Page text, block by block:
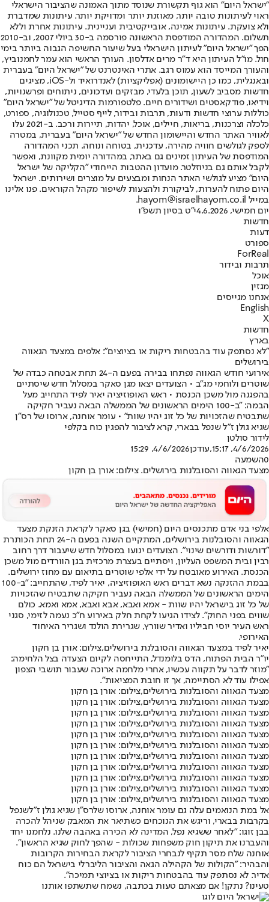
"ישראל היום" הוא גוף תקשורת שנוסד מתוך האמונה שהציבור הישראלי
ראוי לעיתונות טובה יותר, מאוזנת יותר ומדויקת יותר. עיתונות שמדברת
ולא צועקת. עיתונות אמינה, אובייקטיבית ועניינית. עיתונות אחרת וללא
תשלום. המהדורה המודפסת הראשונה פורסמה ב-30 ביולי 2007, וב-2010
הפך "ישראל היום" לעיתון הישראלי בעל שיעור החשיפה הגבוה ביותר בימי
חול. מו"ל העיתון היא ד"ר מרים אדלסון. העורך הראשי הוא עמר לחמנוביץ,
והעורך המייסד הוא עמוס רגב. אתרי האינטרנט של "ישראל היום" בעברית
ובאנגלית, כמו כן היישומונים (אפליקציות) לאנדרואיד ול-iOS, מציגים
חדשות מסביב לשעון, תוכן בלעדי, מבזקים ועדכונים, ניתוחים ופרשנויות,
וידיאו, פודקאסטים ושידורים חיים. פלטפורמות הדיגיטל של "ישראל היום"
כוללות ערוצי חדשות ודעות, תרבות ובידור, לייף סטייל, טכנולוגיה, ספורט,
כלכלה וצרכנות, בריאות, חיילים, אוכל, יהדות, תיירות ורכב. ב-2021 עלו
לאוויר האתר החדש והיישומון החדש של "ישראל היום" בעברית, במטרה
לספק לגולשים חוויה מהירה, עדכנית, בטוחה ונוחה. תכני המהדורה
המודפסת של העיתון זמינים גם באתר, במהדורה יומית מקוונת, ואפשר
לקבל אותם גם בניוזלטר. מועדון ההטבות הייחודי "הקליקה של ישראל
היום" מציע לגולשי האתר הנחות ומבצעים על מוצרים ושירותים. ישראל
היום פתוח להערות, לביקורת ולהצעות לשיפור מקהל הקוראים. פנו אלינו
במייל hayom@israelhayom.co.il.
יום חמישי, 4.6.2026
י"ט בסיון תשפ"ו
חדשות
דעות
ספורט
ForReal
תרבות ובידור
אוכל
מגזין
אנחנו מגייסים
English
X
חדשות
בארץ
"לא נסתפק עוד בהבטחות ריקות או בציוצים": אלפים במצעד הגאווה
בירושלים
אירועי חודש הגאווה נפתחו בבירה בפעם ה-24 תחת אבטחה כבדה של
שוטרים ולוחמי מג"ב • הצועדים יצאו מגן סאקר במסלול חדש שיסתיים
בהפגנה מול משכן הכנסת • ראש האופוזיציה יאיר לפיד התחייב מעל
הבמה: "ב-100 הימים הראשונים של הממשלה הבאה נעביר חקיקה
שתבטיח שהזכויות של כל זוג יהיו שוות" • עומר אוחנה, ארוסו של רס"ן
שגיא גולן ז"ל שנפל בבארי, קרא לציבור להפגין כוח בקלפי
לידור סולטן
4/6/2026, 15:17
,עודכן4/6/2026, 15:29
0השמעה
מצעד הגאווה והסובלנות בירושלים. צילום: אורן בן חקון
אלפי בני אדם מתכנסים היום (חמישי) בגן סאקר לקראת הזנקת מצעד
הגאווה והסובלנות בירושלים, המתקיים השנה בפעם ה-24 תחת הכותרת
"דורשות ודורשים שינוי". הצועדים ינועו במסלול חדש שיעבור דרך רחוב
רבין ובית המשפט העליון, ויסתיים בעצרת מרכזית בגן הוורדים מול משכן
הכנסת. האירוע מאובטח על ידי אלפי שוטרים בתיאום עם מחוז ירושלים.
בבמת ההזנקה נשא דברים ראש האופוזיציה, יאיר לפיד, שהתחייב: "ב-100
הימים הראשונים של הממשלה הבאה נעביר חקיקה שתבטיח שהזכויות
של כל זוג בישראל יהיו שוות - אמא ואבא, אבא ואבא, אמא ואמא. כולם
שווים בפני החוק". לצידו הגיעו לקחת חלק באירוע ח"כ נעמה לזימי, סגני
ראש העיר יוסי חביליו ואדיר שוורץ, שגרירת הולנד ושגריר האיחוד
האירופי.
יאיר לפיד במצעד הגאווה והסובלנת בירושלים,צילום: אורן בן חקון
יו"ר הבית הפתוח, הדס בלומנדל, התייחסה לקיום הצעדה בצל הלחימה:
"מוזר לדבר על תקווה עכשיו, אחרי מלחמה ארוכה שעבור תושבי הצפון
אפילו עוד לא הסתיימה, אך זו חובת המציאות".
מצעד הגאווה והסובלנות בירושלים,צילום: אורן בן חקון
מצעד הגאווה והסובלנות בירושלים,צילום: אורן בן חקון
מצעד הגאווה והסובלנות בירושלים,צילום: אורן בן חקון
מצעד הגאווה והסובלנות בירושלים,צילום: אורן בן חקון
מצעד הגאווה והסובלנות בירושלים,צילום: אורן בן חקון
מצעד הגאווה והסובלנות בירושלים,צילום: אורן בן חקון
מצעד הגאווה והסובלנות בירושלים,צילום: אורן בן חקון
מצעד הגאווה והסובלנות בירושלים,צילום: אורן בן חקון
מצעד הגאווה והסובלנות בירושלים,צילום: אורן בן חקון
מצעד הגאווה והסובלנות בירושלים,צילום: אורן בן חקון
מצעד הגאווה והסובלנות בירושלים,צילום: אורן בן חקון
אל במת הנואמים עלה גם עומר אוחנה, ארוסו שלרס"ן שגיא גולן ז"לשנפל
בקרבות בבארי, וריגש את הנוכחים כשתיאר את המאבק שניהל להכרה
בבן זוגו: "לאחר ששגיא נפל, המדינה לא הכירה באהבה שלנו. נלחמנו יחד
והעברנו את תיקון חוק משפחות שכולות - שהפך לחוק שגיא הראשון".
אוחנה שלח מסר תקיף לנבחרי הציבור לקראת הבחירות הקרובות
והבהיר: "הקולות של הקהילה הגאה והציבור הליברלי בישראל הם כוח
אדיר. לא נסתפק עוד בהבטחות ריקות או בציוצי תמיכה".
טעינו? נתקן! אם מצאתם טעות בכתבה, נשמח שתשתפו אותנו